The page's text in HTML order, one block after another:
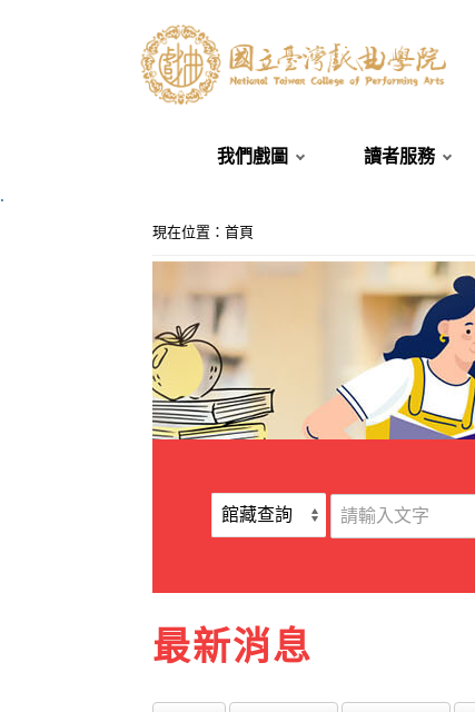
我們戲圖 讀者服務
.
現在位置 ： 首頁
最新消息